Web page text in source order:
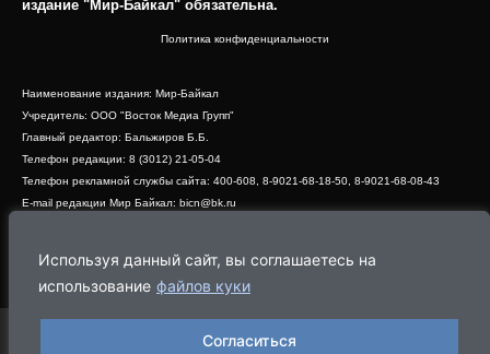
Используя данный сайт, вы соглашаетесь на
использование файлов куки
Согласиться
издание "Мир-Байкал" обязательна.​
Политика конфиденциальности
Наименование издания: Мир-Байкал
Учредитель: ООО "Восток Медиа Групп"
Главный редактор: Бальжиров Б.Б.
Телефон редакции: 8 (3012) 21-05-04
Телефон рекламной службы сайта: 400-608, 8-9021-68-18-50, 8-9021-68-08-43
E-mail редакции Мир Байкал: bicn@bk.ru
Адрес редакции: 670000, г. Улан-Удэ, ул. Профсоюзная, дом 44, офис 1